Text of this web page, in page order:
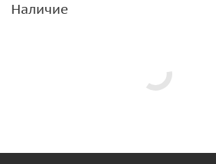
Наличие